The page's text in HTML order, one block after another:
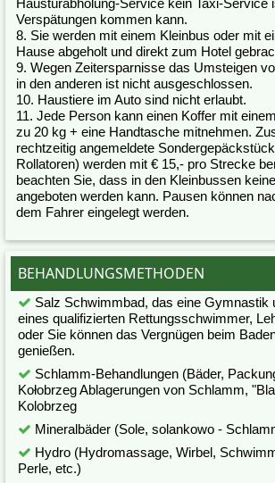
Verspätungen kommen kann.
8. Sie werden mit einem Kleinbus oder mit
Hause abgeholt und direkt zum Hotel
9. Wegen Zeitersparnisse das Umsteigen
in den anderen ist nicht ausgeschlossen.
10. Haustiere im Auto sind nicht erlaubt.
11. Jede Person kann einen Koffer mit
zu 20 kg + eine Handtasche mitnehmen.
rechtzeitig angemeldete
Rollatoren) werden mit € 15,- pro Strecke
beachten Sie, dass in den Kleinbussen
angeboten werden kann. Pausen können
dem Fahrer eingelegt werden.
BEHANDLUNGSMETHODEN
Salz Schwimmbad, das eine Gymnastik
eines qualifizierten Rettungsschwimmer,
oder Sie können das Vergnügen beim
genießen.
Schlamm-Behandlungen (Bäder,
Kołobrzeg Ablagerungen von Schlamm,
Kolobrzeg
Mineralbäder (Sole, solankowo -
Hydro (Hydromassage, Wirbel,
Perle, etc.)